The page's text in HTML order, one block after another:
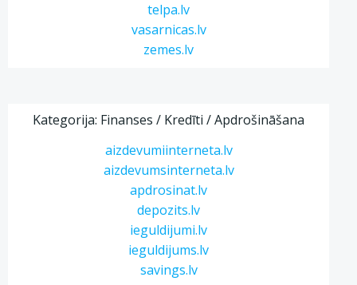
telpa.lv
vasarnicas.lv
zemes.lv
Kategorija: Finanses / Kredīti / Apdrošināšana
aizdevumiinterneta.lv
aizdevumsinterneta.lv
apdrosinat.lv
depozits.lv
ieguldijumi.lv
ieguldijums.lv
savings.lv